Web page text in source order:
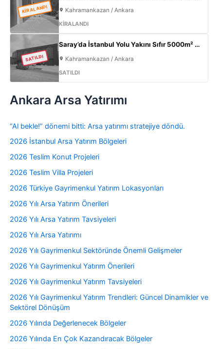
KİRALANDI Kahramankazan / Ankara
KİRALANDI
SATILDI
Saray’da İstanbul Yolu Yakını Sıfır 5000m² Fabrika | 300KW & 800m² Ofis
Kahramankazan / Ankara
SATILDI
Ankara Arsa Yatırımı
“Al bekle!” dönemi bitti: Arsa yatırımı stratejiye döndü.
2026 İstanbul Arsa Yatırım Bölgeleri
2026 Teslim Konut Projeleri
2026 Teslim Villa Projeleri
2026 Türkiye Gayrimenkul Yatırım Lokasyonları
2026 Yılı Arsa Yatırım Önerileri
2026 Yılı Arsa Yatırım Tavsiyeleri
2026 Yılı Arsa Yatırımı
2026 Yılı Gayrimenkul Sektöründe Önemli Gelişmeler
2026 Yılı Gayrimenkul Yatırım Önerileri
2026 Yılı Gayrimenkul Yatırım Tavsiyeleri
2026 Yılı Gayrimenkul Yatırım Trendleri: Güncel Dinamikler ve
Sektörel Dönüşüm
2026 Yılında Değerlenecek Bölgeler
2026 Yılında En Çok Kazandıracak Bölgeler